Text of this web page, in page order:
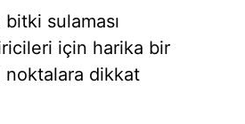
sulaması
için harika bir
noktalara dikkat